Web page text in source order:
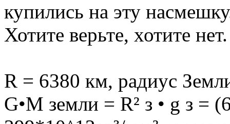
купились на эту
Хотите верьте, хотите нет.
R = 6380 км, радиус
G•M земли = R² з • g з =